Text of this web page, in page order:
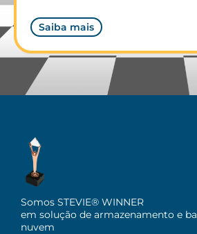
Saiba mais
Somos STEVIE® WINNER
em solução de armazenamento e
nuvem